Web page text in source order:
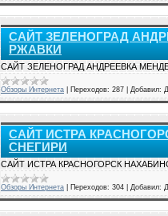
САЙТ ЗЕЛЕНОГРАД
РЖАВКИ
САЙТ ЗЕЛЕНОГРАД АНДРЕЕВКА
Обзоры Интернета Переходов: 287 Добавил:
САЙТ ИСТРА
СНЕГИРИ
САЙТ ИСТРА КРАСНОГОРСК
Обзоры Интернета Переходов: 304 Добавил: